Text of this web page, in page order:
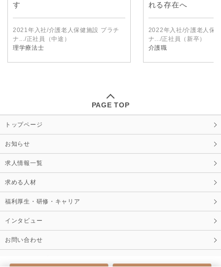
す
2021年入社/介護老人保健施設 プラチ
ナ.../正社員（中途）
理学療法士
れる存在へ
2022年入社/介護老人保
ナ.../正社員（新卒）
介護職
PAGE TOP
トップページ
お知らせ
求人情報一覧
求める人材
福利厚生・研修・キャリア
インタビュー
お問い合わせ